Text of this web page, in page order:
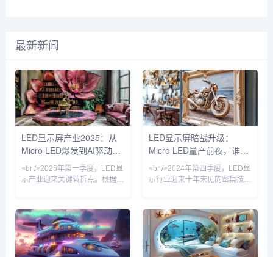
手。二、功...
源，构建了广泛的学习库，
的文本具有精确度、趣味性
和丰富性，满足不同用户群
体的多样化需求。二、核心
功能特点智能...
特点1. 三层架构天工AI平台
的架构设计分为三个层次：
底层提供强大的计算资源支
持...
人工智能领域的重要布局之
一，通义千问采用了深度学
处理等先进技术，旨在突破
传统搜索引擎和问答系统的
局限，提供更为精准且符合
中文用户需求的智能对话体
验。核心功能与特点1. 强大
的中文处理能力通义千问的
最大亮点是其卓越的中文语
言处理能力，基于阿里巴巴
迭代和升级，最终在2023年
8月正式以豆包AI的形式推
出，成为企业和个人用户的
智能助手。豆包AI的海外版
本命名为 cici，进一步扩展
了其全球化应用潜力。功能
和特点1. 多模态能力豆包AI
具备强大...
最新新闻
LED显示屏产业2025：从
Micro LED爆发到AI驱动的
户外媒体革命
<br />2025年第一季度，LED显
示产业迎来关键转折点。根据最
LED显示屏进入小批量量产阶
段，像素间距突破P0.3以下，亮
度提升至5000nit以上，功耗较
传统COB方案降低40%。产业
LED显示屏暗战升级：
Micro LED量产前夜，谁在
改写千亿显示产业规则？
<br />2024年第四季度，LED显
示行业迎来十年未见的密集技术
LED巨量转移效率提升至每小时
百万颗级别，这意味着困扰行业
多年的“成本悬崖”开始松动。与
此同时，苹果手表率先采用